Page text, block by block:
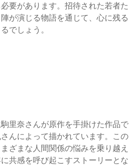
要があります。招待された若者た
が演じる物語を通じて、心に残る
でしょう。
駒里奈さんが原作を手掛けた作品で
んによって描かれています。この
ざまな人間関係の悩みを乗り越え
共感を呼び起こすストーリーとな